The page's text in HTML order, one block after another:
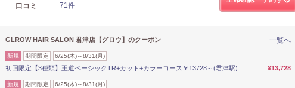
口コミ 71件
GLROW HAIR SALON 君津店【グロウ】のクーポン 一覧へ
新規 期間限定 6/25(木)～8/31(月)
初回限定【3種類】王道ベーシックTR+カット+カラーコース￥13728～(君津駅) ¥13,728
新規 期間限定 6/25(木)～8/31(月)